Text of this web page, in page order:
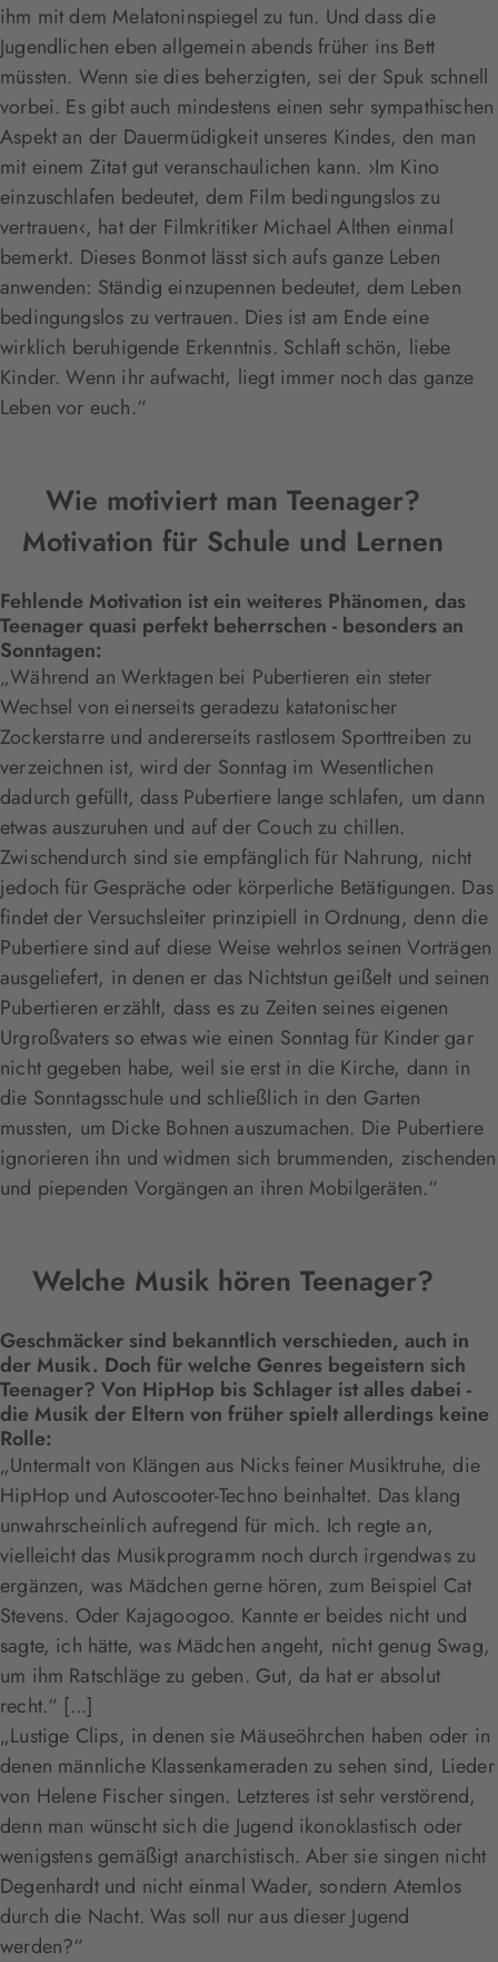
ihm mit dem Melatoninspiegel zu tun. Und dass die
Jugendlichen eben allgemein abends früher ins Bett
müssten. Wenn sie dies beherzigten, sei der Spuk schnell
vorbei. Es gibt auch mindestens einen sehr sympathischen
Aspekt an der Dauermüdigkeit unseres Kindes, den man
mit einem Zitat gut veranschaulichen kann. ›Im Kino
einzuschlafen bedeutet, dem Film bedingungslos zu
vertrauen‹, hat der Filmkritiker Michael Althen einmal
bemerkt. Dieses Bonmot lässt sich aufs ganze Leben
anwenden: Ständig einzupennen bedeutet, dem Leben
bedingungslos zu vertrauen. Dies ist am Ende eine
wirklich beruhigende Erkenntnis. Schlaft schön, liebe
Kinder. Wenn ihr aufwacht, liegt immer noch das ganze
Leben vor euch.“
Wie motiviert man Teenager?
Motivation für Schule und Lernen
Fehlende Motivation ist ein weiteres Phänomen, das
Teenager quasi perfekt beherrschen - besonders an
Sonntagen:
„Während an Werktagen bei Pubertieren ein steter
Wechsel von einerseits geradezu katatonischer
Zockerstarre und andererseits rastlosem Sporttreiben zu
verzeichnen ist, wird der Sonntag im Wesentlichen
dadurch gefüllt, dass Pubertiere lange schlafen, um dann
etwas auszuruhen und auf der Couch zu chillen.
Zwischendurch sind sie empfänglich für Nahrung, nicht
jedoch für Gespräche oder körperliche Betätigungen. Das
findet der Versuchsleiter prinzipiell in Ordnung, denn die
Pubertiere sind auf diese Weise wehrlos seinen Vorträgen
ausgeliefert, in denen er das Nichtstun geißelt und seinen
Pubertieren erzählt, dass es zu Zeiten seines eigenen
Urgroßvaters so etwas wie einen Sonntag für Kinder gar
nicht gegeben habe, weil sie erst in die Kirche, dann in
die Sonntagsschule und schließlich in den Garten
mussten, um Dicke Bohnen auszumachen. Die Pubertiere
ignorieren ihn und widmen sich brummenden, zischenden
und piependen Vorgängen an ihren Mobilgeräten.“
Welche Musik hören Teenager?
Geschmäcker sind bekanntlich verschieden, auch in
der Musik. Doch für welche Genres begeistern sich
Teenager? Von HipHop bis Schlager ist alles dabei -
die Musik der Eltern von früher spielt allerdings keine
Rolle:
„Untermalt von Klängen aus Nicks feiner Musiktruhe, die
HipHop und Autoscooter-Techno beinhaltet. Das klang
unwahrscheinlich aufregend für mich. Ich regte an,
vielleicht das Musikprogramm noch durch irgendwas zu
ergänzen, was Mädchen gerne hören, zum Beispiel Cat
Stevens. Oder Kajagoogoo. Kannte er beides nicht und
sagte, ich hätte, was Mädchen angeht, nicht genug Swag,
um ihm Ratschläge zu geben. Gut, da hat er absolut
recht.“ [...]
„Lustige Clips, in denen sie Mäuseöhrchen haben oder in
denen männliche Klassenkameraden zu sehen sind, Lieder
von Helene Fischer singen. Letzteres ist sehr verstörend,
denn man wünscht sich die Jugend ikonoklastisch oder
wenigstens gemäßigt anarchistisch. Aber sie singen nicht
Degenhardt und nicht einmal Wader, sondern Atemlos
durch die Nacht. Was soll nur aus dieser Jugend
werden?“